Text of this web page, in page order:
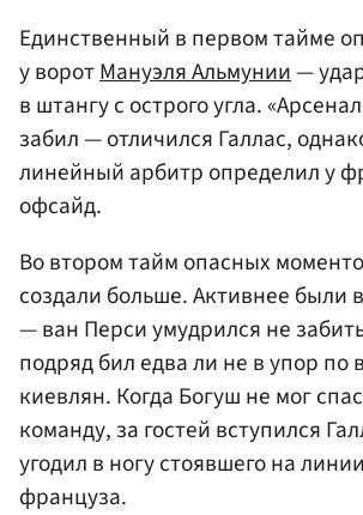
Единственный в первом тайме
у воротМануэля Альмунии—
в штангу с острого угла.
забил — отличился Галлас,
линейный арбитр определил у
офсайд.
Во втором тайм опасных
создали больше. Активнее были
— ван Перси умудрился не
подряд бил едва ли не в упор по
киевлян. Когда Богуш не мог
команду, за гостей вступился
угодил в ногу стоявшего на
француза.